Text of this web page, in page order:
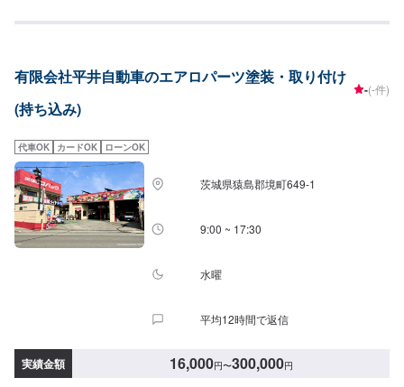
たい…★お時間があまり取れない…などのご相談もお気軽にどうぞ！【1】オ
納車となります。納期は前後する場合がございます。予めご了承ください。--
---代車について-----代車をご用意しています。お車の作業中は代車をご利用く
ださい。※代車の燃料代はお客様にご負担いただいております。-----ご来店時
は事務所前の空いているスペースに駐車してください。受付はスタッフへ
「メンテモで予約しました」とお伝えください。ご案内いたします。【定休
日・営業時間】定休日：日曜日、祝日営業時間：8:30~17:30
有限会社平井自動車のエアロパーツ塗装・取り付け
(持ち込み)
-(-件)
代車OK カードOK ローンOK
茨城県猿島郡境町649-1
9:00 ~ 17:30
水曜
平均12時間で返信
実績金額 16,000円〜300,000円